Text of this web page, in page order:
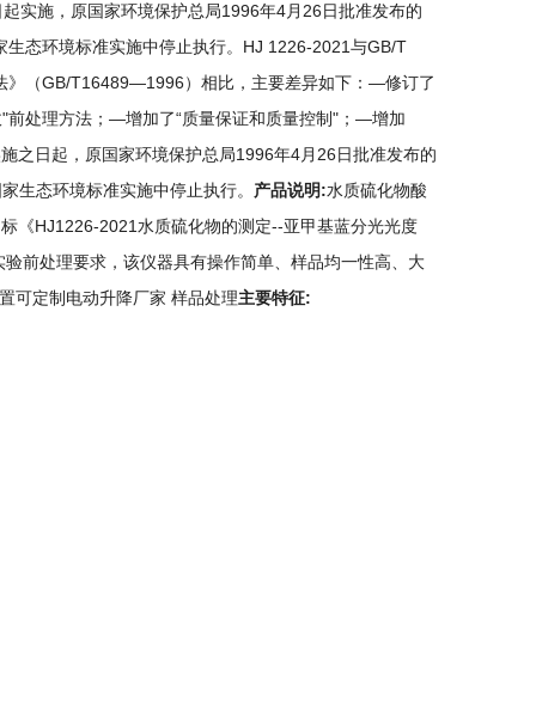
实施，原国家环境保护总局1996年4月26日批准发布的
态环境标准实施中停止执行。HJ 1226-2021与GB/T
》（GB/T16489—1996）相比，主要差异如下：—修订了
处理方法；—增加了“质量保证和质量控制"；—增加
之日起，原国家环境保护总局1996年4月26日批准发布的
生态环境标准实施中停止执行。 产品说明:水质硫化物酸
《HJ1226-2021水质硫化物的测定--亚甲基蓝分光光度
前处理要求，该仪器具有操作简单、样品均一性高、大
可定制电动升降厂家 样品处理主要特征: